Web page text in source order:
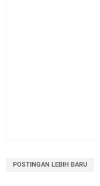
POSTINGAN LEBIH BARU